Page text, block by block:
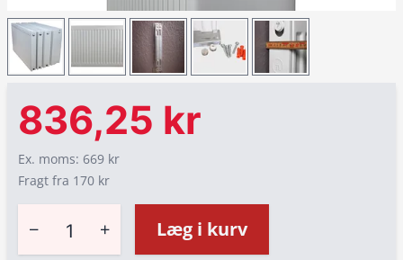
836,25 kr
Ex. moms: 669 kr
Fragt fra 170 kr
− + Læg i kurv